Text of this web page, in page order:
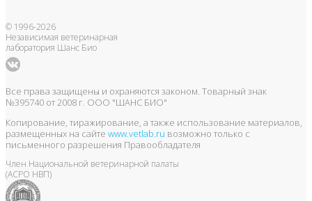
© 1996-2026
Независимая ветеринарная
лаборатория Шанс Био
Все права защищены и охраняются законом. Товарный знак
№395740 от 2008 г. ООО "ШАНС БИО"
Копирование, тиражирование, а также использование материалов,
размещенных на сайте www.vetlab.ru возможно только с
письменного разрешения Правообладателя
Член Национальной ветеринарной палаты
(АСРО НВП)